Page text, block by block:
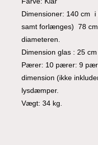
Dimensioner: 140 cm
samt forlænges) 78
diameteren.
Dimension glas : 25
Pærer: 10 pærer: 9
dimension (ikke
lysdæmper.
Vægt: 34 kg.